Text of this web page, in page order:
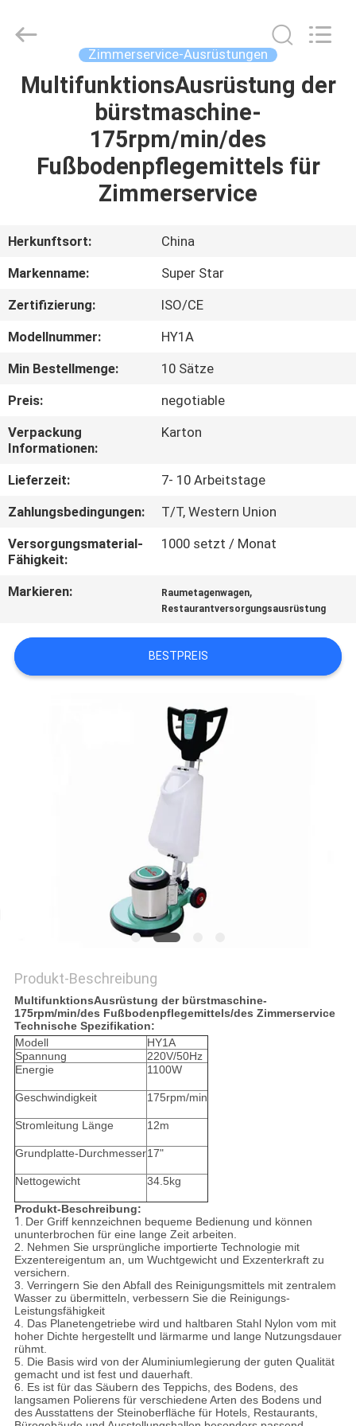
HAUS
PRODUKTE
ÜBER
UNS
FABRIK-
AUSFLUG
QUALITÄTSKONTROLLE
TRETEN
SIE
UNS
IN
FÄLLE
equipments
limited.
Zimmerservice-Ausrüstungen
MultifunktionsAusrüstung der
bürstmaschine-
175rpm/min/des
Fußbodenpflegemittels für
Zimmerservice
Herkunftsort:
China
Markenname:
Super Star
Zertifizierung:
ISO/CE
Modellnummer:
HY1A
Min Bestellmenge:
10 Sätze
Preis:
negotiable
Verpackung
Informationen:
Karton
Lieferzeit:
7- 10 Arbeitstage
Zahlungsbedingungen:
T/T, Western Union
Versorgungsmaterial-
Fähigkeit:
1000 setzt / Monat
Markieren: Raumetagenwagen,
Restaurantversorgungsausrüstung
BESTPREIS
Produkt-Beschreibung
MultifunktionsAusrüstung der bürstmaschine-
175rpm/min/des Fußbodenpflegemittels/des Zimmerservice
Technische Spezifikation:
Modell
HY1A
Spannung
220V/50Hz
Energie
1100W
Geschwindigkeit 175rpm/min
Stromleitung Länge 12m
Grundplatte-Durchmesser17"
Nettogewicht 34.5kg
Produkt-Beschreibung:
1. Der Griff kennzeichnen bequeme Bedienung und können
ununterbrochen für eine lange Zeit arbeiten.
2. Nehmen Sie ursprüngliche importierte Technologie mit
Exzentereigentum an, um Wuchtgewicht und Exzenterkraft zu
versichern.
3. Verringern Sie den Abfall des Reinigungsmittels mit zentralem
Wasser zu übermitteln, verbessern Sie die Reinigungs-
Leistungsfähigkeit
4. Das Planetengetriebe wird und haltbaren Stahl Nylon vom mit
hoher Dichte hergestellt und lärmarme und lange Nutzungsdauer
rühmt.
5. Die Basis wird von der Aluminiumlegierung der guten Qualität
gemacht und ist fest und dauerhaft.
6. Es ist für das Säubern des Teppichs, des Bodens, des
langsamen Polierens für verschiedene Arten des Bodens und
des Ausstattens der Steinoberfläche für Hotels, Restaurants,